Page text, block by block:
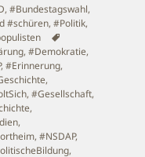
,#Bundestagswahl,
#schüren,#Politik,
,#Demokratie,
,#Erinnerung,
,
,#Gesellschaft,
,
,
,#NSDAP,
,